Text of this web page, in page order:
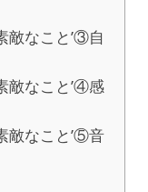
敵なこと’③自
敵なこと’④感
敵なこと’⑤音